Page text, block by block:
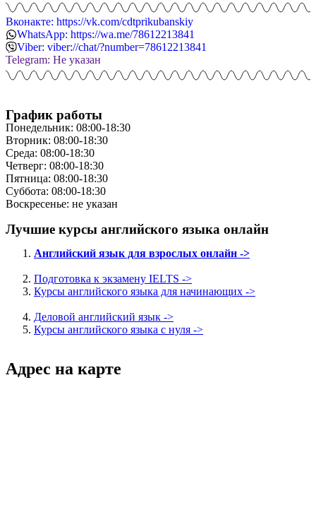
Вконакте: https://vk.com/cdtprikubanskiy
WhatsApp: https://wa.me/78612213841
Viber: viber://chat/?number=78612213841
Telegram: Не указан
График работы
Понедельник: 08:00-18:30
Вторник: 08:00-18:30
Среда: 08:00-18:30
Четверг: 08:00-18:30
Пятница: 08:00-18:30
Суббота: 08:00-18:30
Воскресенье: не указан
Лучшие курсы английского языка онлайн
Английский язык для взрослых онлайн ->
Подготовка к экзамену IELTS ->
Курсы английского языка для начинающих ->
Деловой английский язык ->
Курсы английского языка с нуля ->
Адрес на карте